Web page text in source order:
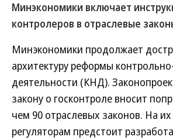
Минэкономики включает
контролеров в отраслевые
Минэкономики продолжает
архитектуру реформы
деятельности (КНД).
закону о госконтроле вносит
чем 90 отраслевых законов. На
регуляторам предстоит